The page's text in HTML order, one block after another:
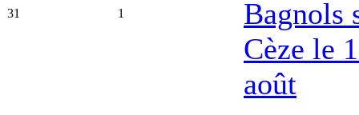
31 1
Bagnols
Cèze le
août